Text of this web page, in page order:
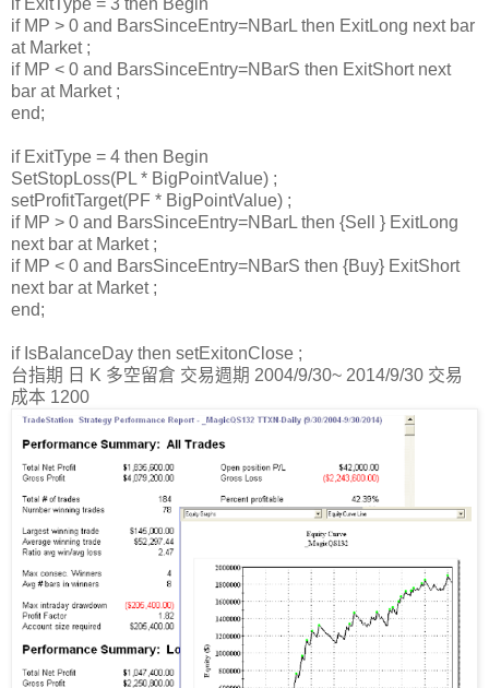
if ExitType = 3 then Begin
if MP > 0 and BarsSinceEntry=NBarL then ExitLong next bar
at Market ;
if MP < 0 and BarsSinceEntry=NBarS then ExitShort next
bar at Market ;
end;
if ExitType = 4 then Begin
SetStopLoss(PL * BigPointValue) ;
setProfitTarget(PF * BigPointValue) ;
if MP > 0 and BarsSinceEntry=NBarL then {Sell } ExitLong
next bar at Market ;
if MP < 0 and BarsSinceEntry=NBarS then {Buy} ExitShort
next bar at Market ;
end;
if IsBalanceDay then setExitonClose ;
台指期 日 K 多空留倉 交易週期 2004/9/30~ 2014/9/30 交易
成本 1200